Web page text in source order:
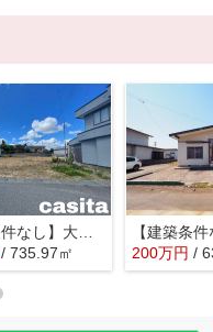
【建築条件なし】大仙市字刈和野 広い間口の広大地222.63坪 住宅用地
/ 735.97㎡ 200万円 /